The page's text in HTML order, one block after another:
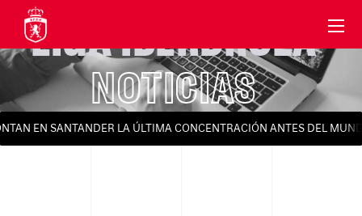
LIGA IBERDROLA
NOTICIAS
EN SANTANDER LA ÚLTIMA CONCENTRACIÓN ANTES DEL